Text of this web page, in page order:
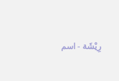
رِيْشَة - اسم